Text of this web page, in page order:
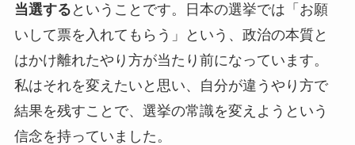
当選する ということです。日本の選挙では「お願
いして票を入れてもらう」という、政治の本質と
はかけ離れたやり方が当たり前になっています。
私はそれを変えたいと思い、自分が違うやり方で
結果を残すことで、選挙の常識を変えようという
信念を持っていました。